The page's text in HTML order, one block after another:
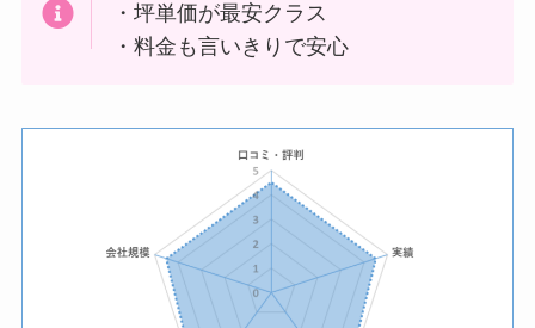
・坪単価が最安クラス
・料金も言いきりで安心